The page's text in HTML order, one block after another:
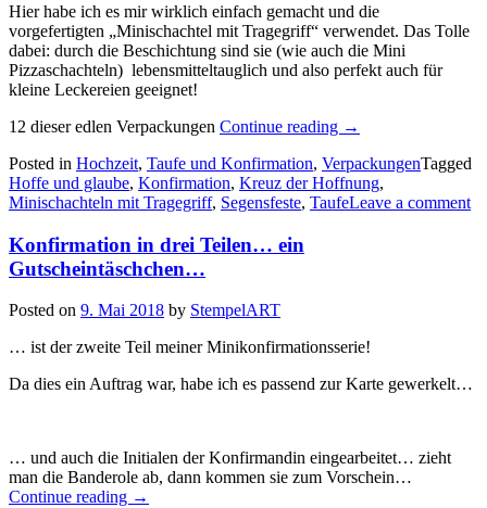
Hier habe ich es mir wirklich einfach gemacht und die
vorgefertigten „Minischachtel mit Tragegriff“ verwendet. Das Tolle
dabei: durch die Beschichtung sind sie (wie auch die Mini
Pizzaschachteln) lebensmitteltauglich und also perfekt auch für
kleine Leckereien geeignet!
12 dieser edlen Verpackungen Continue reading „Konfirmation
drei
Teilen…
eine
→
Posted in Hochzeit, Taufe und Konfirmation, VerpackungenTagged
Hoffe und glaube, Konfirmation, Kreuz der Hoffnung,
Minischachteln mit Tragegriff, Segensfeste, TaufeLeave a comment
Konfirmation in drei Teilen… ein
Gutscheintäschchen…
Posted on 9. Mai 2018 by StempelART
… ist der zweite Teil meiner Minikonfirmationsserie!
Da dies ein Auftrag war, habe ich es passend zur Karte gewerkelt…
… und auch die Initialen der Konfirmandin eingearbeitet… zieht
man die Banderole ab, dann kommen sie zum Vorschein…
Continue reading „Konfirmation
→